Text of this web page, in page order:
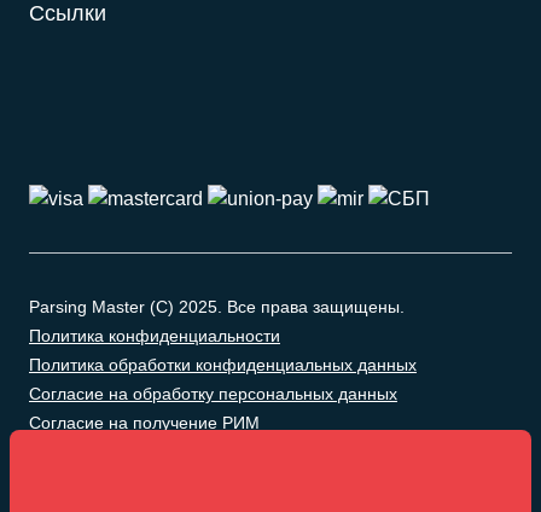
Ссылки
Parsing Master (C) 2025. Все права защищены.
Политика конфиденциальности
Политика обработки конфиденциальных данных
Согласие на обработку персональных данных
Согласие на получение РИМ